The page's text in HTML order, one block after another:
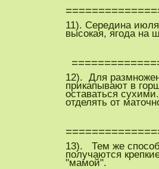
11). Середина
высокая, ягода на
12). Для
прикапывают в
оставаться
отделять от
13). Тем же
получаются
"мамой".